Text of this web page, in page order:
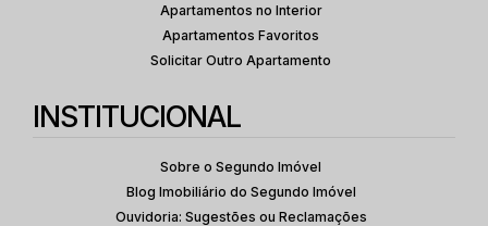
Apartamentos no Interior
Apartamentos Favoritos
Solicitar Outro Apartamento
INSTITUCIONAL
Sobre o Segundo Imóvel
Blog Imobiliário do Segundo Imóvel
Ouvidoria: Sugestões ou Reclamações